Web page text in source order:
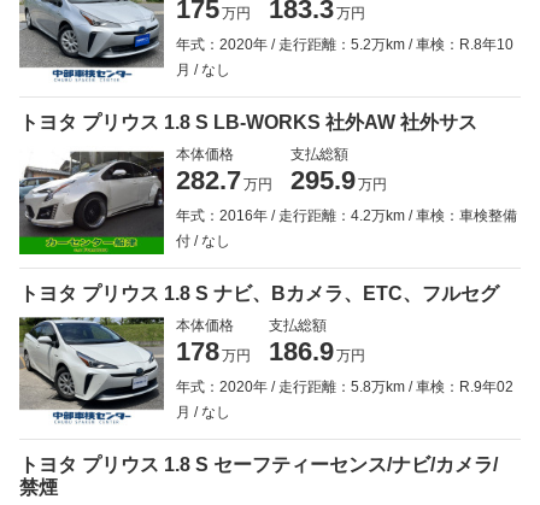
175万円 183.3万円
年式：2020年
走行距離：5.2万km
車検：R.8年10
月
なし
トヨタ プリウス 1.8 S LB-WORKS 社外AW 社外サス
本体価格
282.7万円
支払総額
295.9万円
年式：2016年
走行距離：4.2万km
車検：車検整備
付
なし
トヨタ プリウス 1.8 S ナビ、Bカメラ、ETC、フルセグ
本体価格
178万円
支払総額
186.9万円
年式：2020年
走行距離：5.8万km
車検：R.9年02
月
なし
トヨタ プリウス 1.8 S セーフティーセンス/ナビ/カメラ/
禁煙